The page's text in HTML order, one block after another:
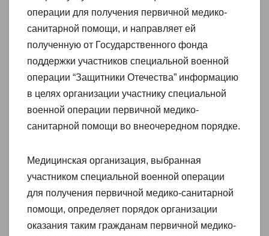
операции для получения первичной медико-
санитарной помощи, и направляет ей
полученную от Государственного фонда
поддержки участников специальной военной
операции “Защитники Отечества” информацию
в целях организации участнику специальной
военной операции первичной медико-
санитарной помощи во внеочередном порядке.
Медицинская организация, выбранная
участником специальной военной операции
для получения первичной медико-санитарной
помощи, определяет порядок организации
оказания таким гражданам первичной медико-